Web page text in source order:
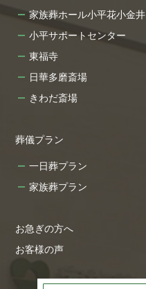
家族葬ホール小平花小金井
小平サポートセンター
東福寺
日華多磨斎場
きわだ斎場
葬儀プラン
一日葬プラン
家族葬プラン
お急ぎの方へ
お客様の声